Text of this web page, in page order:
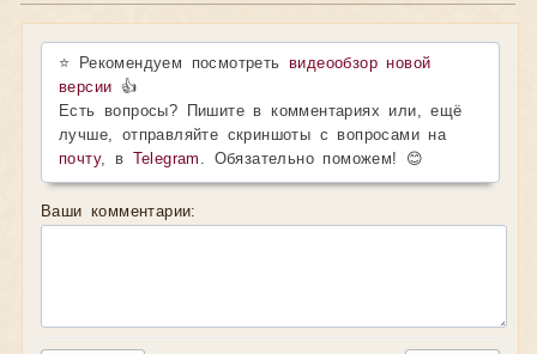
⭐ Рекомендуем посмотретьвидеообзор новой
версии 👍
Есть вопросы? Пишите в комментариях или, ещё
лучше, отправляйте скриншоты с вопросами на
почту, в Telegram . Обязательно поможем! 😊
Ваши комментарии: